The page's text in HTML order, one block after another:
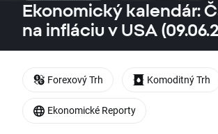
Ekonomický kalendár:
na infláciu v USA
Forexový Trh Komoditný Trh
Ekonomické Reporty